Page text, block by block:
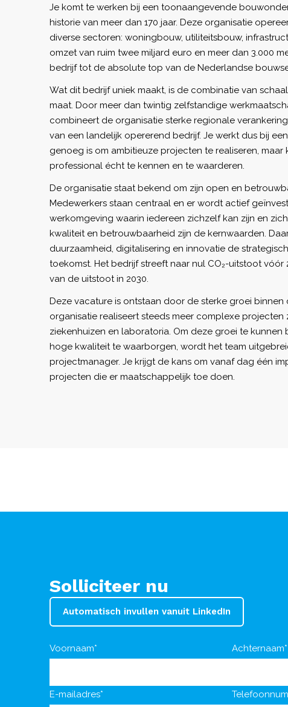
Je komt te werken bij een toonaangevende
historie van meer dan 170 jaar. Deze organisatie
diverse sectoren: woningbouw, utiliteitsbouw,
omzet van ruim twee miljard euro en meer dan 3.000
bedrijf tot de absolute top van de Nederlandse
Wat dit bedrijf uniek maakt, is de combinatie van
maat. Door meer dan twintig zelfstandige
combineert de organisatie sterke regionale
van een landelijk opererend bedrijf. Je werkt dus bij
genoeg is om ambitieuze projecten te realiseren,
professional écht te kennen en te waarderen.
De organisatie staat bekend om zijn open en
Medewerkers staan centraal en er wordt actief
werkomgeving waarin iedereen zichzelf kan zijn en
kwaliteit en betrouwbaarheid zijn de kernwaarden.
duurzaamheid, digitalisering en innovatie de
toekomst. Het bedrijf streeft naar nul CO₂-uitstoot vóór
van de uitstoot in 2030.
Deze vacature is ontstaan door de sterke groei binnen
organisatie realiseert steeds meer complexe projecten
ziekenhuizen en laboratoria. Om deze groei te kunnen
hoge kwaliteit te waarborgen, wordt het team
projectmanager. Je krijgt de kans om vanaf dag één
projecten die er maatschappelijk toe doen.
Solliciteer nu
Automatisch invullen vanuit LinkedIn
Voornaam* Achternaam*
E-mailadres*